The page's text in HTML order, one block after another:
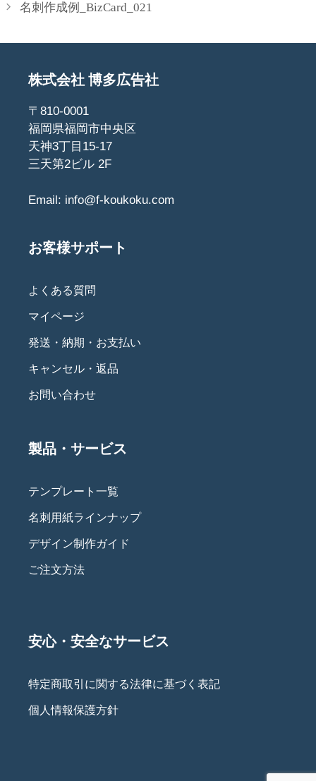
名刺作成例_BizCard_021
株式会社 博多広告社
〒810-0001
福岡県福岡市中央区
天神3丁目15-17
三天第2ビル 2F
Email: info@f-koukoku.com
お客様サポート
よくある質問
マイページ
発送・納期・お支払い
キャンセル・返品
お問い合わせ
製品・サービス
テンプレート一覧
名刺用紙ラインナップ
デザイン制作ガイド
ご注文方法
安心・安全なサービス
特定商取引に関する法律に基づく表記
個人情報保護方針